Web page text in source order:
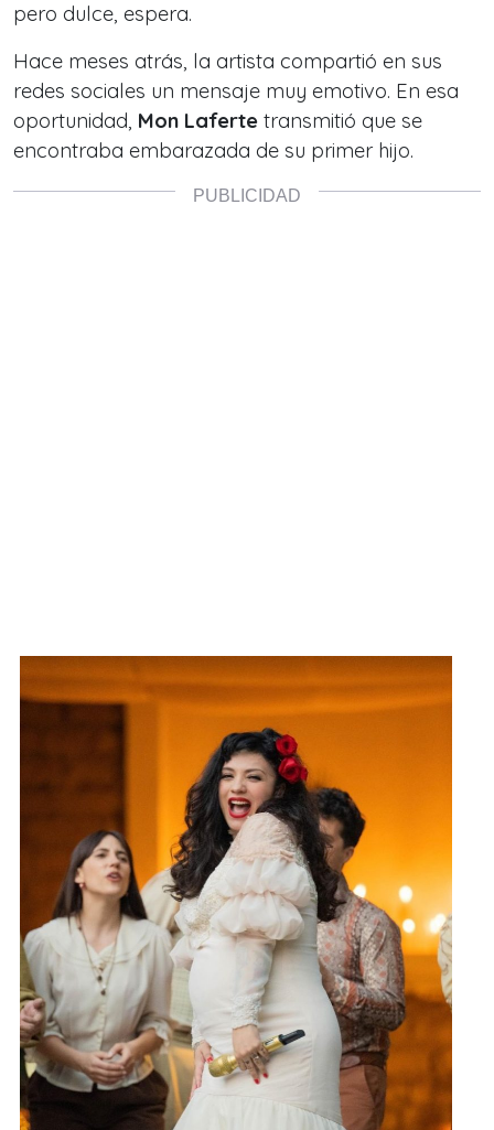
pero dulce, espera.
Hace meses atrás, la artista compartió en sus
redes sociales un mensaje muy emotivo. En esa
oportunidad, Mon Laferte transmitió que se
encontraba embarazada de su primer hijo.